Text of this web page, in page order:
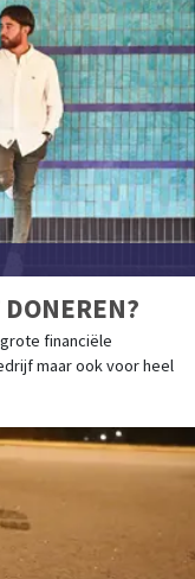
financiële
maar ook voor heel